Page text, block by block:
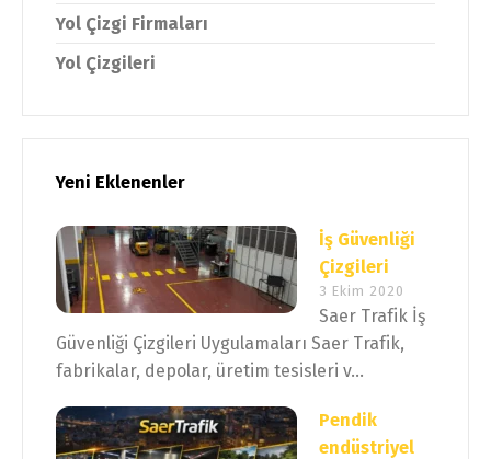
Yol Çizgi Firmaları
Yol Çizgileri
Yeni Eklenenler
İş Güvenliği
Çizgileri
3 Ekim 2020
Saer Trafik İş
Güvenliği Çizgileri Uygulamaları Saer Trafik,
fabrikalar, depolar, üretim tesisleri v...
Pendik
endüstriyel